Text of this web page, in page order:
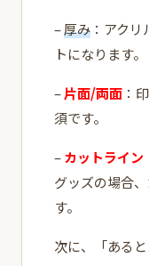
–厚み ：アク
トになります。
–片面/両面 ：
須です。
–カットライン
グッズの場合
す。
次に、「ある